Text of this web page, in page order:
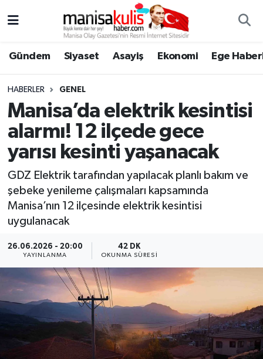
Gündem Siyaset Asayiş Ekonomi Ege
HABERLER GENEL
Manisa’da elektrik kesintisi
alarmı! 12 ilçede gece
yarısı kesinti yaşanacak
GDZ Elektrik tarafından yapılacak planlı bakım ve
şebeke yenileme çalışmaları kapsamında
Manisa’nın 12 ilçesinde elektrik kesintisi
uygulanacak
26.06.2026 - 20:00
YAYINLANMA
42 DK
OKUNMA SÜRESI
Ege Haberleri
Ekonomi
Genel
Resmi İlan
Siyaset
Spor
Türkiye
Yunusemre Hava Durumu
Yunusemre Trafik Yoğunluk Haritası
Süper Lig Puan Durumu ve Fikstür
Son Dakika Haberleri
Haber Arşivi